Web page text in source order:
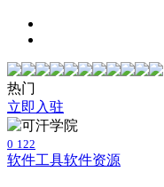
热门
立即入驻
0 122
软件工具软件资源